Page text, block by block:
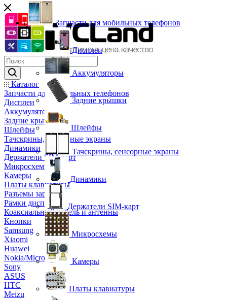
Каталог
Запчасти для мобильных телефонов
Дисплеи
Аккумуляторы
Задние крышки
Шлейфы
Тачскрины, сенсорные экраны
Динамики
Держатели SIM-карт
Микросхемы
Камеры
Платы клавиатуры
Разъемы зарядки
Рамки дисплея
Коаксиальный кабель и антенны
Кнопки
Samsung
Xiaomi
Huawei
Nokia/Microsoft
Sony
ASUS
HTC
Meizu
Запчасти для мобильных телефонов
Дисплеи
Аккумуляторы
Задние крышки
Шлейфы
Тачскрины, сенсорные экраны
Динамики
Держатели SIM-карт
Микросхемы
Камеры
Платы клавиатуры